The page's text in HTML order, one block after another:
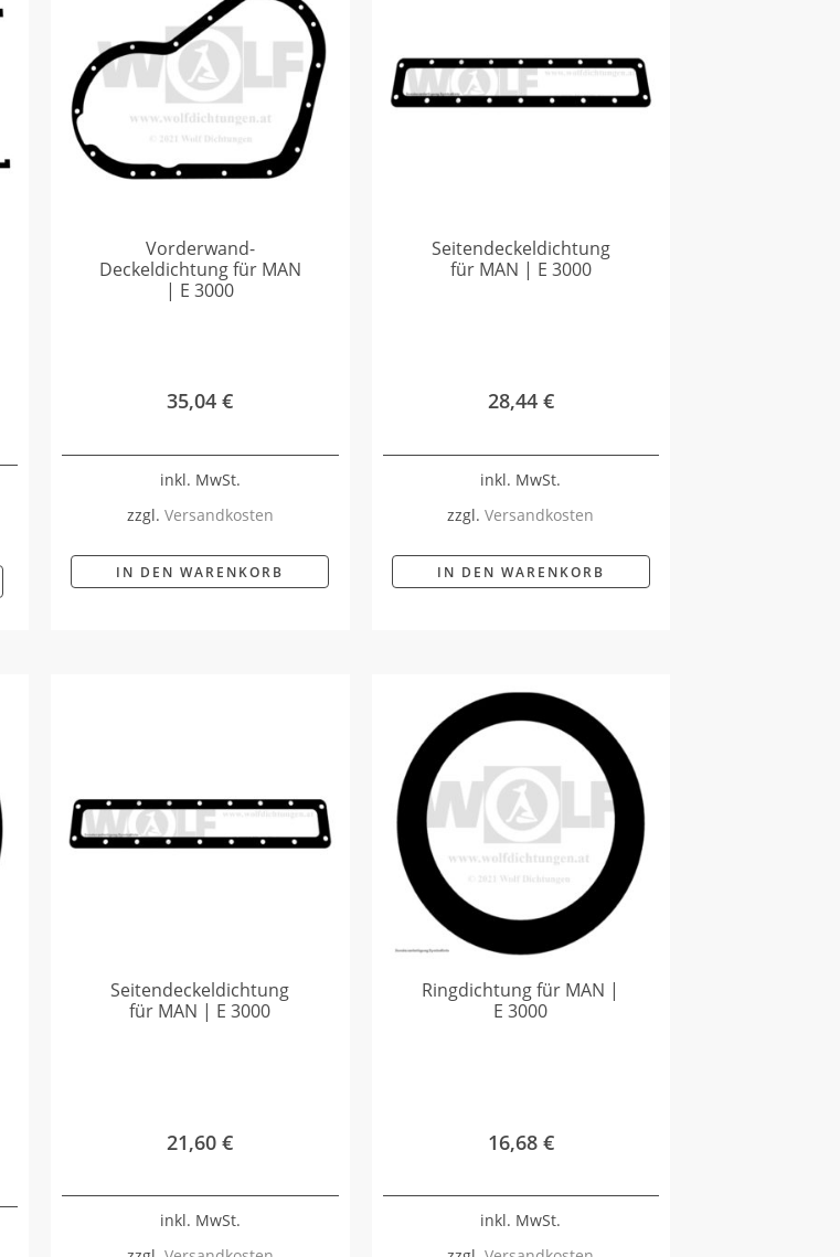
Vorderwand-
Deckeldichtung für MAN
| E 3000
35,04€
inkl. MwSt.
zzgl. Versandkosten
IN DEN WARENKORB
Seitendeckeldichtung
für MAN | E 3000
28,44 €
inkl. MwSt.
zzgl.Versandkosten
IN DEN WARENKORB
Seitendeckeldichtung
für MAN | E 3000
21,60€
inkl. MwSt.
Ringdichtung für MAN |
E 3000
16,68 €
inkl. MwSt.